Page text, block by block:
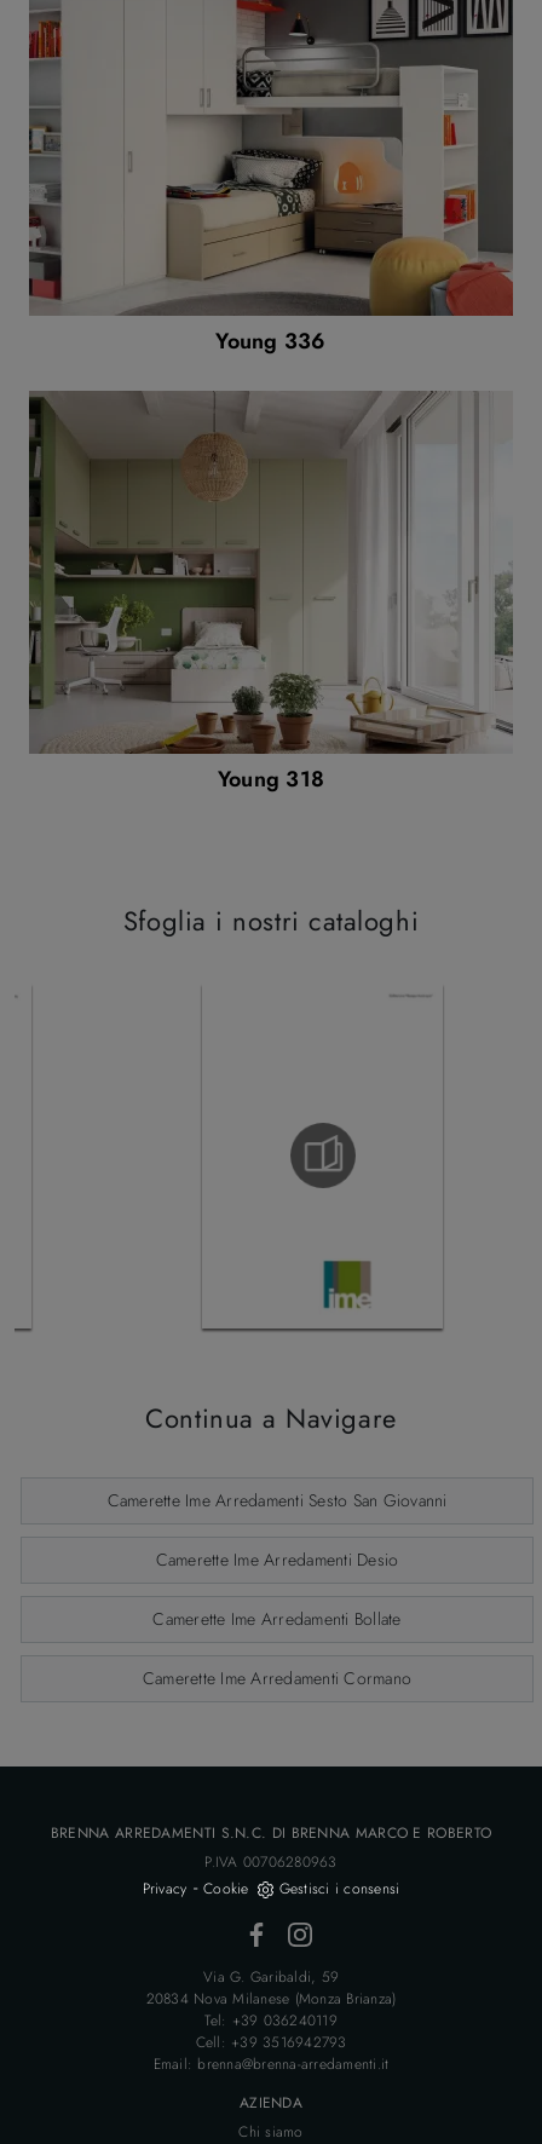
Young 336
Young 318
Sfoglia i nostri cataloghi
Continua a Navigare
Camerette Ime Arredamenti Sesto San Giovanni
Camerette Ime Arredamenti Desio
Camerette Ime Arredamenti Bollate
Camerette Ime Arredamenti Cormano
BRENNA ARREDAMENTI S.N.C. DI BRENNA MARCO E ROBERTO
P.IVA 00706280963
Privacy -Cookie Gestisci i consensi
Via G. Garibaldi, 59
20834 Nova Milanese (Monza Brianza)
Tel: +39 036240119
Cell: +39 3516942793
Email: brenna@brenna-arredamenti.it
AZIENDA
Chi siamo